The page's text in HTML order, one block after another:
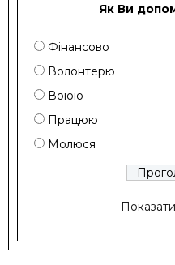
Як Ви
Фінансово
Волонтерю
Воюю
Працюю
Молюся